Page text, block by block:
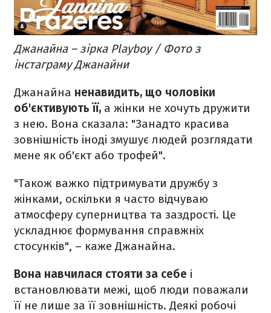
Джанайна – зірка Playboy / Фото з
інстаграму Джанайни
Джанайна ненавидить, що чоловіки
об'єктивують її, а жінки не хочуть дружити
з нею. Вона сказала: "Занадто красива
зовнішність іноді змушує людей розглядати
мене як об'єкт або трофей".
"Також важко підтримувати дружбу з
жінками, оскільки я часто відчуваю
атмосферу суперництва та заздрості. Це
ускладнює формування справжніх
стосунків", – каже Джанайна.
Вона навчилася стояти за себе і
встановлювати межі, щоб люди поважали
її не лише за її зовнішність. Деякі робочі